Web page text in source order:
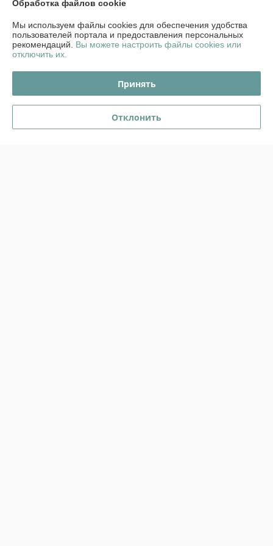
Заказал театральный бинокль. Отзвонились. Выяснилось, что
такого цвета в наличии нет. Предложили такой же в другом цвете, но
Очень вежливый и корректный продавец, когда забирал товар. Мои
Сделка подтверждена через корзину
Обработка файлов cookie
Мы используем файлы cookies для обеспечения удобства
пользователей портала и предоставления персональных
рекомендаций. Вы можете настроить файлы cookies или
отключить их.
Принять
Отклонить